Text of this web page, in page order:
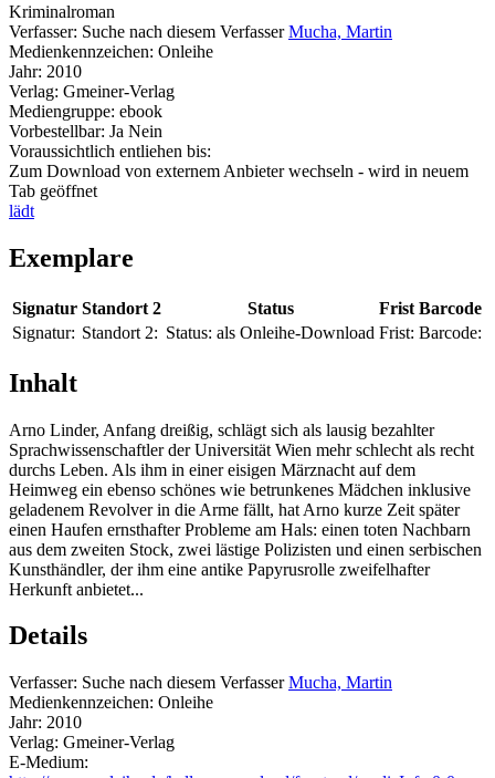
Kriminalroman
Verfasser: Suche nach diesem Verfasser Mucha, Martin
Medienkennzeichen: Onleihe
Jahr: 2010
Verlag: Gmeiner-Verlag
Mediengruppe: ebook
Vorbestellbar: Ja Nein
Voraussichtlich entliehen bis:
Zum Download von externem Anbieter wechseln - wird in neuem
Tab geöffnet
lädt
Exemplare
Signatur Standort 2 Status Frist Barcode
Signatur: Standort 2: Status: als Onleihe-Download Frist: Barcode:
Inhalt
Arno Linder, Anfang dreißig, schlägt sich als lausig bezahlter
Sprachwissenschaftler der Universität Wien mehr schlecht als recht
durchs Leben. Als ihm in einer eisigen Märznacht auf dem
Heimweg ein ebenso schönes wie betrunkenes Mädchen inklusive
geladenem Revolver in die Arme fällt, hat Arno kurze Zeit später
einen Haufen ernsthafter Probleme am Hals: einen toten Nachbarn
aus dem zweiten Stock, zwei lästige Polizisten und einen serbischen
Kunsthändler, der ihm eine antike Papyrusrolle zweifelhafter
Herkunft anbietet...
Details
Verfasser: Suche nach diesem Verfasser Mucha, Martin
Medienkennzeichen: Onleihe
Jahr: 2010
Verlag: Gmeiner-Verlag
E-Medium: